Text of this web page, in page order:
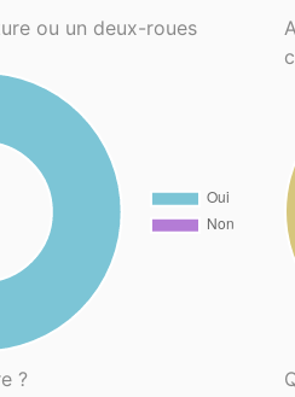
ou un deux-roues
?